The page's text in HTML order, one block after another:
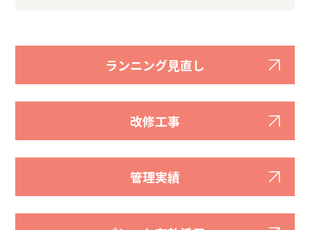
ランニング見直し
改修工事
管理実績